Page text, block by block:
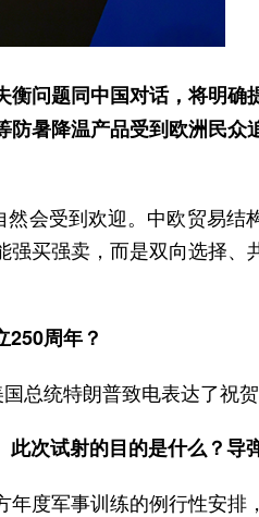
问题同中国对话，将明确
暑降温产品受到欧洲民
会受到欢迎。中欧贸易
买强卖，而是双向选择
250周年？
总统特朗普致电表达了祝贺
次试射的目的是什么？导
度军事训练的例行性安